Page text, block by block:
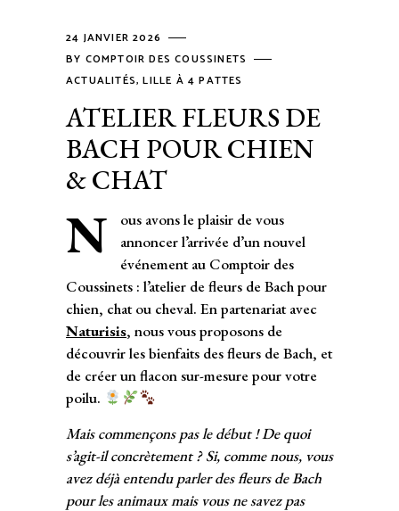
24 JANVIER 2026
BY COMPTOIR DES COUSSINETS
ACTUALITÉS,LILLE À 4 PATTES
ATELIER FLEURS DE
BACH POUR CHIEN
& CHAT
N
ous avons le plaisir de vous
annoncer l’arrivée d’un nouvel
événement au Comptoir des
Coussinets : l’atelier de fleurs de Bach pour
chien, chat ou cheval. En partenariat avec
Naturisis, nous vous proposons de
découvrir les bienfaits des fleurs de Bach, et
de créer un flacon sur-mesure pour votre
poilu.
Mais commençons pas le début ! De quoi
s’agit-il concrètement ? Si, comme nous, vous
avez déjà entendu parler des fleurs de Bach
pour les animaux mais vous ne savez pas